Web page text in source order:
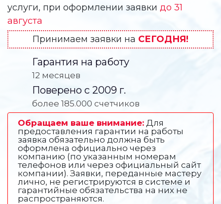
услуги, при оформлении заявки до 31
августа
Принимаем заявки на СЕГОДНЯ!
Гарантия на работу
12 месяцев
Поверено с 2009 г.
более 185.000 счетчиков
Обращаем ваше внимание: Для
предоставления гарантии на работы
заявка обязательно должна быть
оформлена официально через
компанию (по указанным номерам
телефонов или через официальный сайт
компании). Заявки, переданные мастеру
лично, не регистрируются в системе и
гарантийные обязательства на них не
распространяются.